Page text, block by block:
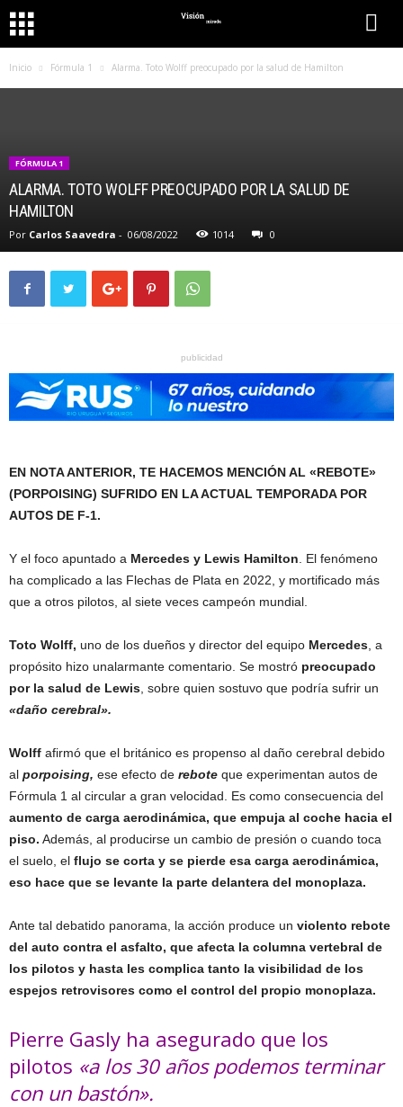
Inicio Fórmula 1 Alarma. Toto Wolff preocupado por la salud de Hamilton
FÓRMULA 1
ALARMA. TOTO WOLFF PREOCUPADO POR LA SALUD DE
HAMILTON
Por Carlos Saavedra - 06/08/2022 1014 0
publicidad
EN NOTA ANTERIOR, TE HACEMOS MENCIÓN AL «REBOTE»
(PORPOISING) SUFRIDO EN LA ACTUAL TEMPORADA POR
AUTOS DE F-1.
Y el foco apuntado a Mercedes y Lewis Hamilton . El fenómeno
ha complicado a las Flechas de Plata en 2022, y mortificado más
que a otros pilotos, al siete veces campeón mundial.
Toto Wolff, uno de los dueños y director del equipo Mercedes , a
propósito hizo unalarmante comentario. Se mostró preocupado
por la salud de Lewis , sobre quien sostuvo que podría sufrir un
«daño cerebral».
Wolff afirmó que el británico es propenso al daño cerebral debido
al porpoising, ese efecto de rebote que experimentan autos de
Fórmula 1 al circular a gran velocidad. Es como consecuencia del
aumento de carga aerodinámica, que empuja al coche hacia el
piso. Además, al producirse un cambio de presión o cuando toca
el suelo, el flujo se corta y se pierde esa carga aerodinámica,
eso hace que se levante la parte delantera del monoplaza.
Ante tal debatido panorama, la acción produce un violento rebote
del auto contra el asfalto, que afecta la columna vertebral de
los pilotos y hasta les complica tanto la visibilidad de los
espejos retrovisores como el control del propio monoplaza.
Pierre Gasly ha asegurado que los
pilotos «a los 30 años podemos terminar
con un bastón».